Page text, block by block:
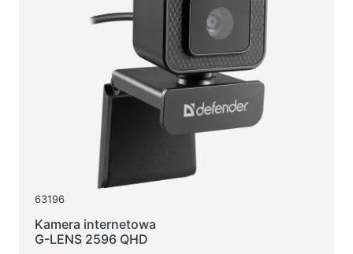
Testuj produkty
63196
Kamera internetowa
G-LENS 2596 QHD